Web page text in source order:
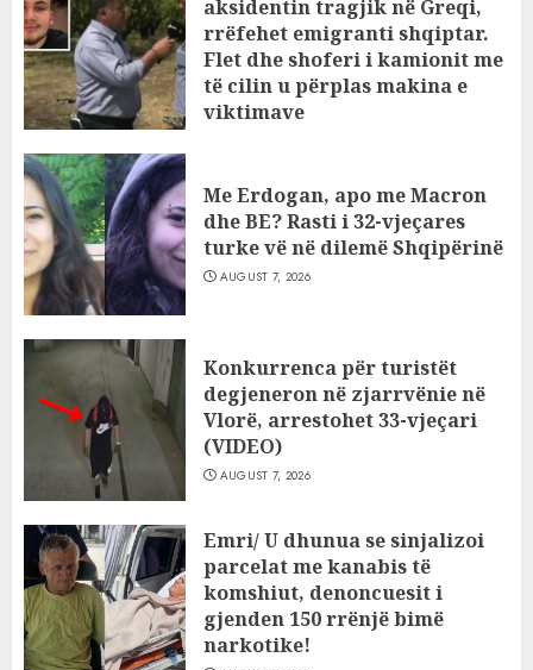
aksidentin tragjik në Greqi,
rrëfehet emigranti shqiptar.
Flet dhe shoferi i kamionit me
të cilin u përplas makina e
viktimave
Me Erdogan, apo me Macron
dhe BE? Rasti i 32-vjeçares
turke vë në dilemë Shqipërinë
AUGUST 7, 2026
Konkurrenca për turistët
degjeneron në zjarrvënie në
Vlorë, arrestohet 33-vjeçari
(VIDEO)
AUGUST 7, 2026
Emri/ U dhunua se sinjalizoi
parcelat me kanabis të
komshiut, denoncuesit i
gjenden 150 rrënjë bimë
narkotike!